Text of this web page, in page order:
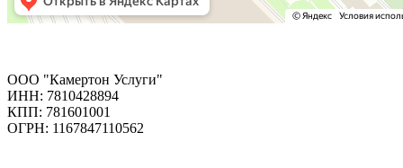
ООО "Камертон Услуги"
ИНН: 7810428894
КПП: 781601001
ОГРН: 1167847110562